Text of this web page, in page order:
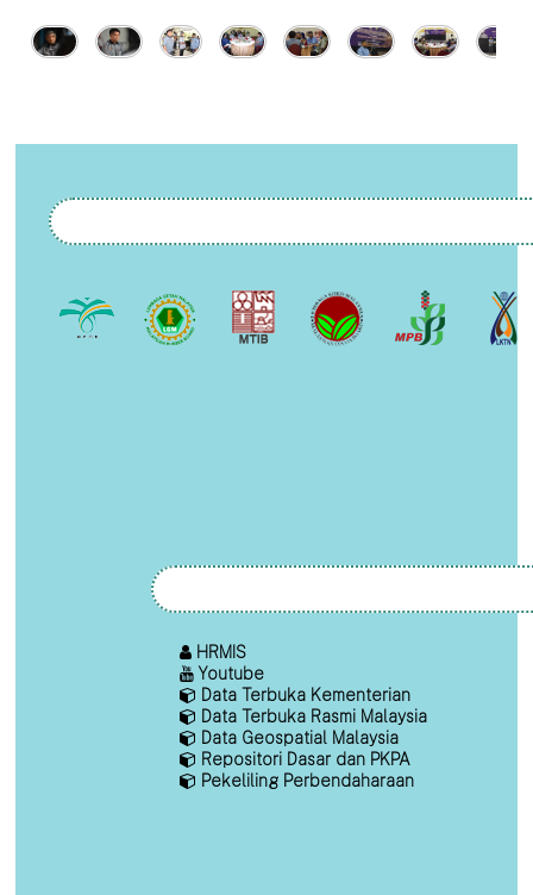
HRMIS
Youtube
Data Terbuka Kementerian
Data Terbuka Rasmi Malaysia
Data Geospatial Malaysia
Repositori Dasar dan PKPA
Pekeliling Perbendaharaan